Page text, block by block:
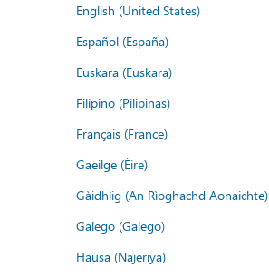
English (United States)
Español (España)
Euskara (Euskara)
Filipino (Pilipinas)
Français (France)
Gaeilge (Éire)
Gàidhlig (An Rìoghachd Aonaichte)
Galego (Galego)
Hausa (Najeriya)